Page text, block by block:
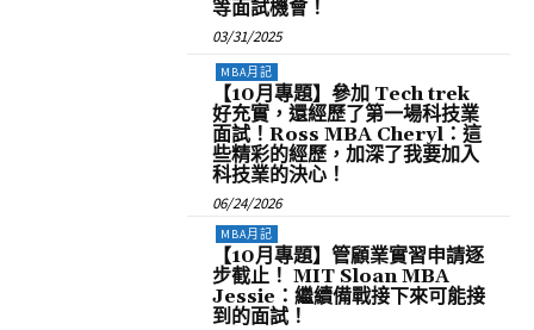
等面試機會！
03/31/2025
MBA月記
【10月專題】參加 Tech trek
好充實，還經歷了第一場科技業
面試！Ross MBA Cheryl：這
些精彩的經歷，加深了我要加入
科技業的決心！
06/24/2026
MBA月記
【10月專題】管顧業實習申請逐
步截止！ MIT Sloan MBA
Jessie：繼續備戰接下來可能接
到的面試！